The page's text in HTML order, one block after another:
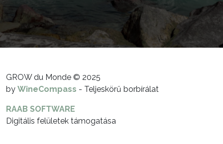
GROW du Monde © 2025
by WineCompass - Teljeskörű borbírálat
RAAB SOFTWARE
Digitális felületek támogatása